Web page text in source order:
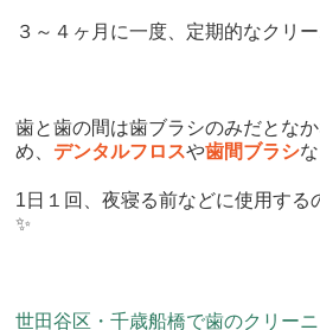
３～４ヶ月に一度、定期的なクリ
歯と歯の間は歯ブラシのみだとな
め、 デンタルフロスや歯間ブラシ
1日１回、夜寝る前などに使用する
✨
世田谷区・千歳船橋で歯のクリー